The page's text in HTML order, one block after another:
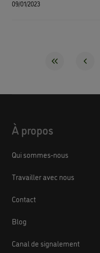
09/01/2023
À propos
Qui sommes-nous
Travailler avec nous
Contact
Blog
Canal de signalement